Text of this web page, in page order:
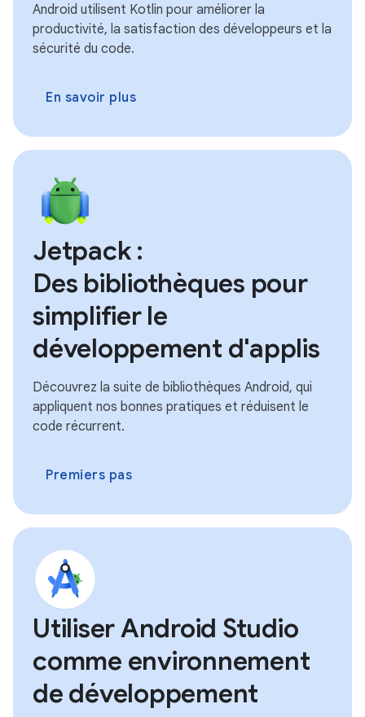
Android utilisent Kotlin pour améliorer la
productivité, la satisfaction des développeurs et la
sécurité du code.
En savoir plus
Jetpack :
Des bibliothèques pour
simplifier le
développement d'applis
Découvrez la suite de bibliothèques Android, qui
appliquent nos bonnes pratiques et réduisent le
code récurrent.
Premiers pas
Utiliser Android Studio
comme environnement
de développement